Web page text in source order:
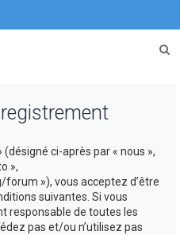
(désigné ci-après par « nous »,
»,
»), vous acceptez d’être
suivantes. Si vous
responsable de toutes les
pas et/ou n’utilisez pas